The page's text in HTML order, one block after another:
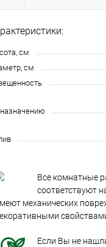
см
см
Все комнатные
соответствуют
механических
Если Вы не